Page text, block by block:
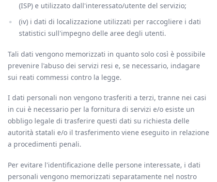
(ISP) e utilizzato dall'interessato/utente del servizio;
(iv) i dati di localizzazione utilizzati per raccogliere i dati
statistici sull'impegno delle aree degli utenti.
Tali dati vengono memorizzati in quanto solo così è possibile
prevenire l'abuso dei servizi resi e, se necessario, indagare
sui reati commessi contro la legge.
I dati personali non vengono trasferiti a terzi, tranne nei casi
in cui è necessario per la fornitura di servizi e/o esiste un
obbligo legale di trasferire questi dati su richiesta delle
autorità statali e/o il trasferimento viene eseguito in relazione
a procedimenti penali.
Per evitare l'identificazione delle persone interessate, i dati
personali vengono memorizzati separatamente nel nostro